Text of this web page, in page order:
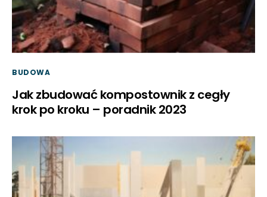
BUDOWA
Jak zbudować kompostownik z cegły
krok po kroku – poradnik 2023